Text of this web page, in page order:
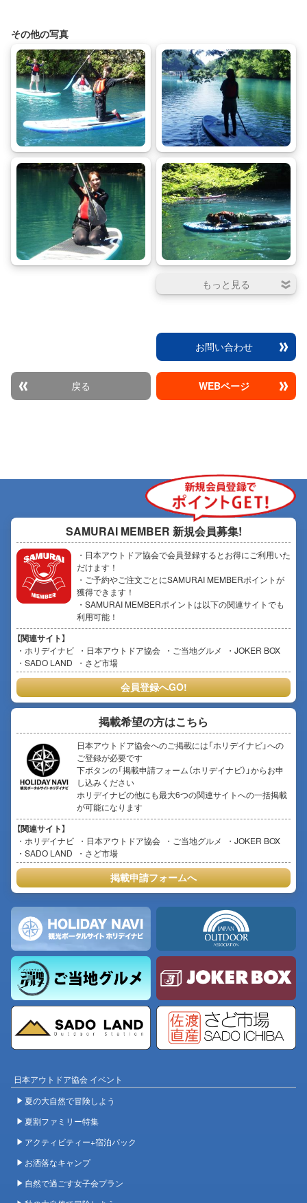
その他の写真
お問い合わせ
戻る WEBページ
SAMURAI MEMBER 新規会員募集!
・日本アウトドア協会で会員登録するとお得にご利用いた
だけます！
・ご予約やご注文ごとにSAMURAI MEMBERポイントが
獲得できます！
・SAMURAI MEMBERポイントは以下の関連サイトでも
利用可能！
【関連サイト】
ホリデイナビ 日本アウトドア協会 ご当地グルメ
JOKER BOX
SADO LAND
さど市場
会員登録へGO!
掲載希望の方はこちら
日本アウトドア協会へのご掲載には「ホリデイナビ」への
ご登録が必要です
下ボタンの「掲載申請フォーム（ホリデイナビ）」からお申
し込みください
ホリデイナビの他にも最大6つの関連サイトへの一括掲載
が可能になります
【関連サイト】
ホリデイナビ 日本アウトドア協会 ご当地グルメ
JOKER BOX
SADO LAND
さど市場
掲載申請フォームへ
日本アウトドア協会 イベント
夏の大自然で冒険しよう
夏割ファミリー特集
アクティビティー+宿泊パック
お洒落なキャンプ
自然で過ごす女子会プラン